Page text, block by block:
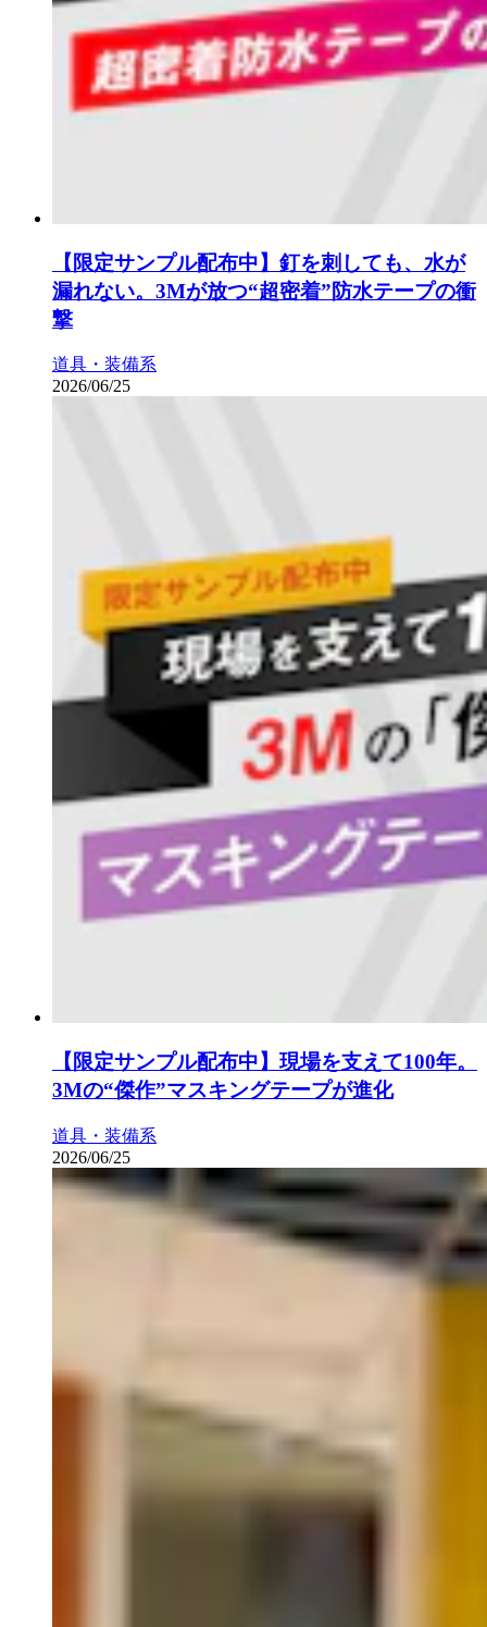
【限定サンプル配布中】釘を刺しても、水が
漏れない。3Mが放つ“超密着”防水テープの衝
撃
道具・装備系
2026/06/25
【限定サンプル配布中】現場を支えて100年。
3Mの“傑作”マスキングテープが進化
道具・装備系
2026/06/25